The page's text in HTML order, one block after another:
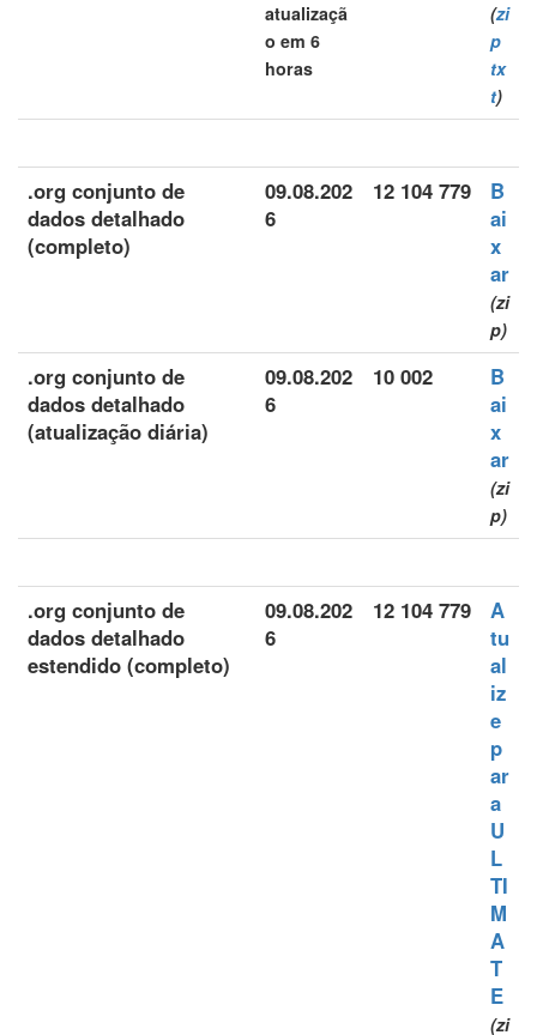
atualizaçã
o em 6
horas
(zi
p
tx
t)
.org conjunto de
dados detalhado
(completo)
09.08.202
6
12 104 779
B
ai
x
ar
(zi
p)
.org conjunto de
dados detalhado
(atualização diária)
09.08.202
6
10 002
B
ai
x
ar
(zi
p)
.org conjunto de
dados detalhado
estendido (completo)
09.08.202
6
12 104 779
A
tu
al
iz
e
p
ar
a
U
L
TI
M
A
T
E
(zi